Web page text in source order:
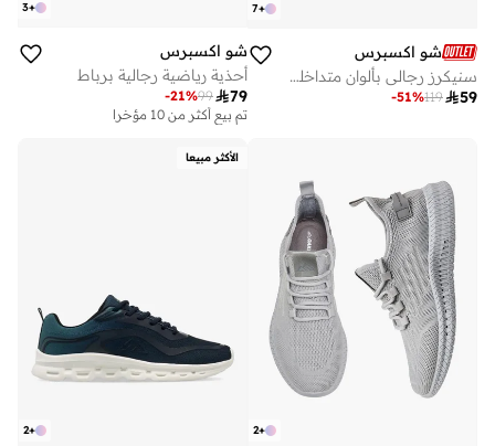
+
7
شو اكسبرس
سنيكرز رجالي بألوان متداخلة ورباط
59
119
-51%
+
3
شو اكسبرس
أحذية رياضية رجالية برباط
79
99
-21%
تم بيع أكثر من 10 مؤخرا
على وشك النفاد
على وشك النفاد
+
2
الأكثر مبيعا
+
2